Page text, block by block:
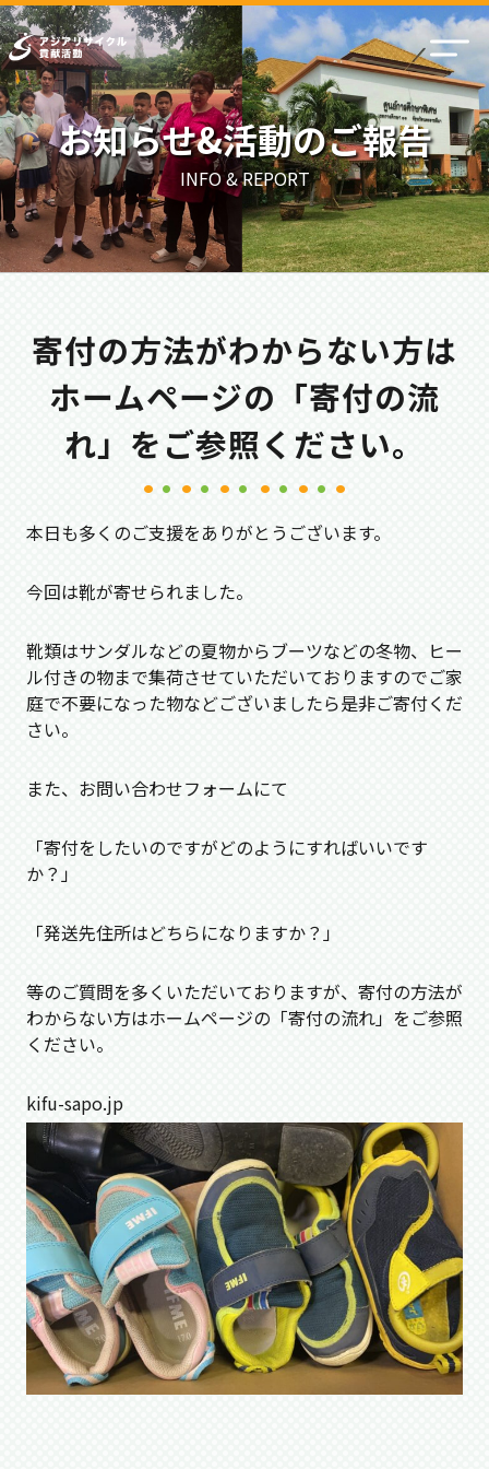
お知らせ&活動のご報告
INFO & REPORT
寄付の方法がわからない方は
ホームページの「寄付の流
れ」をご参照ください。
本日も多くのご支援をありがとうございます。
今回は靴が寄せられました。
靴類はサンダルなどの夏物からブーツなどの冬物、ヒー
ル付きの物まで集荷させていただいておりますのでご家
庭で不要になった物などございましたら是非ご寄付くだ
さい。
また、お問い合わせフォームにて
「寄付をしたいのですがどのようにすればいいです
か？」
「発送先住所はどちらになりますか？」
等のご質問を多くいただいておりますが、寄付の方法が
わからない方はホームページの「寄付の流れ」をご参照
ください。
kifu-sapo.jp